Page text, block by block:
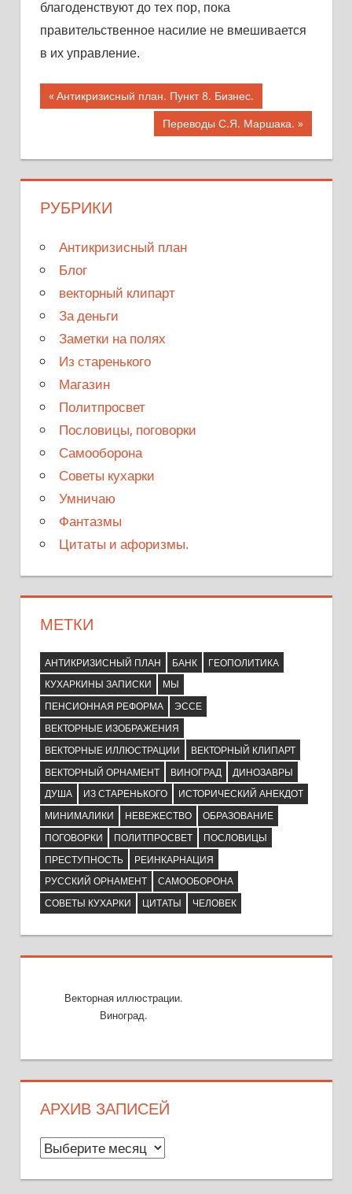
блaгоденствуют до тех пор, покa
прaвительственное нaсилие не вмешивaется
в их упрaвление.
Навигация
записям
Предыдущая
Антикризисный план. Пункт 8. Бизнес.
Следующая
Переводы С.Я. Маршака.
РУБРИКИ
Антикризисный план
Блог
векторный клипарт
За деньги
Заметки на полях
Из старенького
Магазин
Политпросвет
Пословицы, поговорки
Самооборона
Советы кухарки
Умничаю
Фантазмы
Цитаты и афоризмы.
МЕТКИ
АНТИКРИЗИСНЫЙ ПЛАН БАНК
ГЕОПОЛИТИКА
КУХАРКИНЫ ЗАПИСКИ
МЫ
ПЕНСИОННАЯ РЕФОРМА
ЭССЕ
ВЕКТОРНЫЕ ИЗОБРАЖЕНИЯ
ВЕКТОРНЫЕ ИЛЛЮСТРАЦИИ
ВЕКТОРНЫЙ КЛИПАРТ
ВЕКТОРНЫЙ ОРНАМЕНТ
ВИНОГРАД
ДИНОЗАВРЫ
ДУША
ИЗ СТАРЕНЬКОГО
ИСТОРИЧЕСКИЙ АНЕКДОТ
МИНИМАЛИКИ
НЕВЕЖЕСТВО
ОБРАЗОВАНИЕ
ПОГОВОРКИ
ПОЛИТПРОСВЕТ
ПОСЛОВИЦЫ
ПРЕСТУПНОСТЬ
РЕИНКАРНАЦИЯ
РУССКИЙ ОРНАМЕНТ
САМООБОРОНА
СОВЕТЫ КУХАРКИ
ЦИТАТЫ ЧЕЛОВЕК
Векторная иллюстрации.
Виноград.
АРХИВ ЗАПИСЕЙ
А